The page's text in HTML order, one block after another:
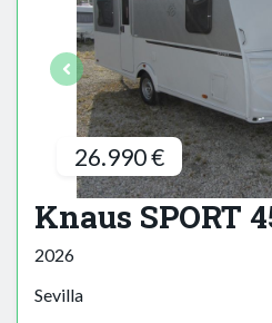
26.990 €
Knaus SPORT
2026
Sevilla